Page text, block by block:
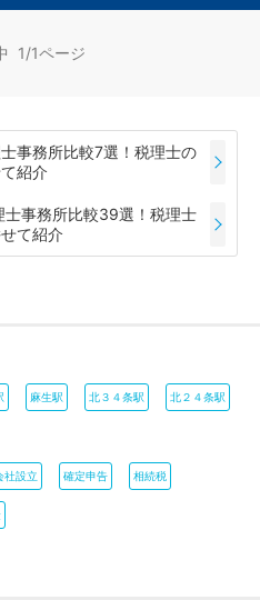
1/1ページ
事務所比較7選！税理士の
紹介
事務所比較39選！税理士
て紹介
麻生駅 北３４条駅 北２４条駅
社設立 確定申告 相続税